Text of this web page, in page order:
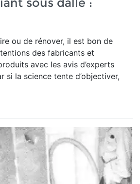
ou de rénover, il est bon de
des fabricants et
avec les avis d’experts
si la science tente d’objectiver,